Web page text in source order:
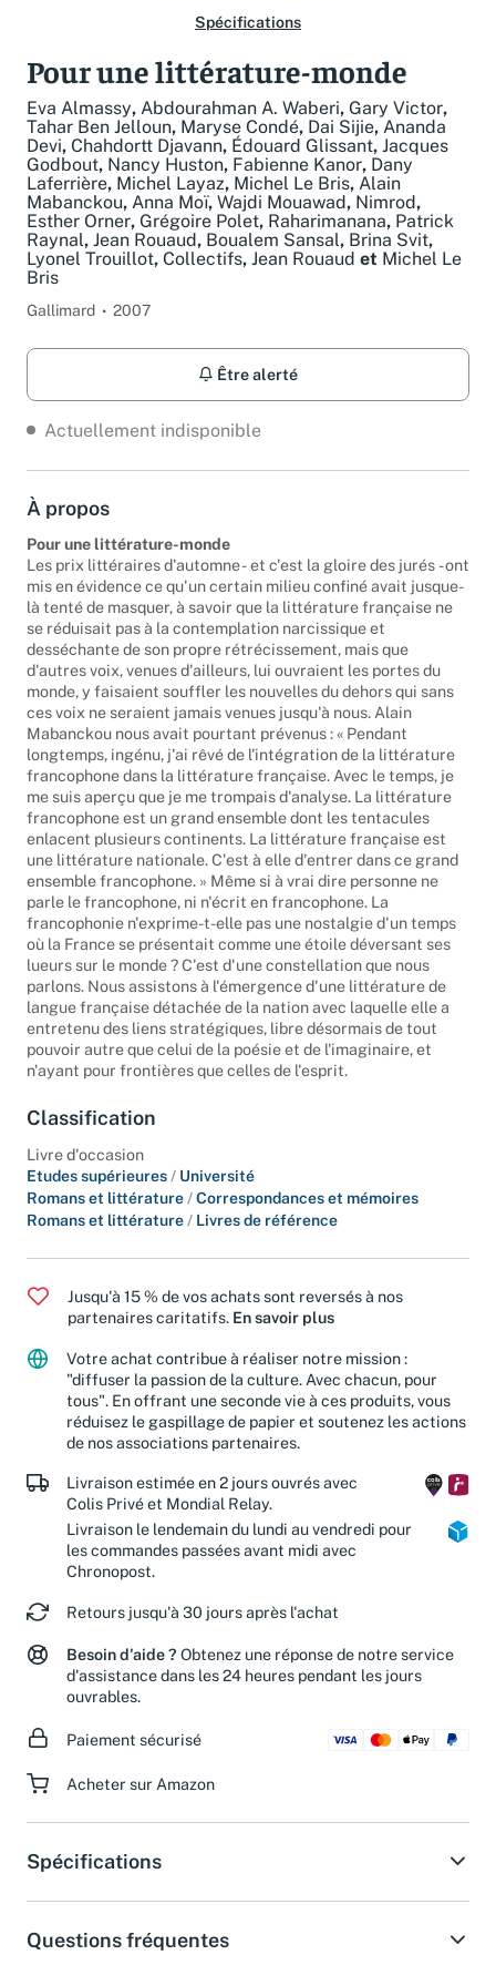
Pour une littérature-monde
Eva Almassy,Abdourahman A. Waberi ,Gary Victor,
Tahar Ben Jelloun,Maryse Condé,Dai Sijie, Ananda
Devi,Chahdortt Djavann, Édouard Glissant,Jacques
Godbout, Nancy Huston, Fabienne Kanor,Dany
Laferrière,Michel Layaz,Michel Le Bris ,Alain
Mabanckou, Anna Moï, Wajdi Mouawad,Nimrod,
Esther Orner,Grégoire Polet,Raharimanana, Patrick
Raynal ,Jean Rouaud,Boualem Sansal,Brina Svit,
Lyonel Trouillot , ,
Actuellement indisponible
À propos
Pour une littérature-monde
Les prix littéraires d'automne - et c'est la gloire des jurés - ont
mis en évidence ce qu'un certain milieu confiné avait jusque-
là tenté de masquer, à savoir que la littérature française ne
se réduisait pas à la contemplation narcissique et
desséchante de son propre rétrécissement, mais que
d'autres voix, venues d'ailleurs, lui ouvraient les portes du
monde, y faisaient souffler les nouvelles du dehors qui sans
ces voix ne seraient jamais venues jusqu'à nous. Alain
Mabanckou nous avait pourtant prévenus : « Pendant
longtemps, ingénu, j'ai rêvé de l'intégration de la littérature
francophone dans la littérature française. Avec le temps, je
me suis aperçu que je me trompais d'analyse. La littérature
francophone est un grand ensemble dont les tentacules
enlacent plusieurs continents. La littérature française est
une littérature nationale. C'est à elle d'entrer dans ce grand
ensemble francophone. » Même si à vrai dire personne ne
parle le francophone, ni n'écrit en francophone. La
francophonie n'exprime-t-elle pas une nostalgie d'un temps
où la France se présentait comme une étoile déversant ses
lueurs sur le monde ? C'est d'une constellation que nous
parlons. Nous assistons à l'émergence d'une littérature de
langue française détachée de la nation avec laquelle elle a
entretenu des liens stratégiques, libre désormais de tout
pouvoir autre que celui de la poésie et de l'imaginaire, et
n'ayant pour frontières que celles de l'esprit.
Classification
Livre d'occasion
Etudes supérieures/Université
Romans et littérature / Correspondances et mémoires
Jusqu'à 15 % de vos achats sont reversés à nos
partenaires caritatifs.
En savoir plus
Votre achat contribue à réaliser notre mission :
"diffuser la passion de la culture. Avec chacun, pour
tous". En offrant une seconde vie à ces produits, vous
réduisez le gaspillage de papier et soutenez les actions
de nos associations partenaires.
Livraison estimée en 2 jours ouvrés avec
Colis Privé et Mondial Relay.
Livraison le lendemain du lundi au vendredi pour
les commandes passées avant midi avec
Retours jusqu'à 30 jours après l'achat
Besoin d'aide ?Obtenez une réponse de notre service
d'assistance dans les 24 heures pendant les jours
Spécifications
Questions fréquentes